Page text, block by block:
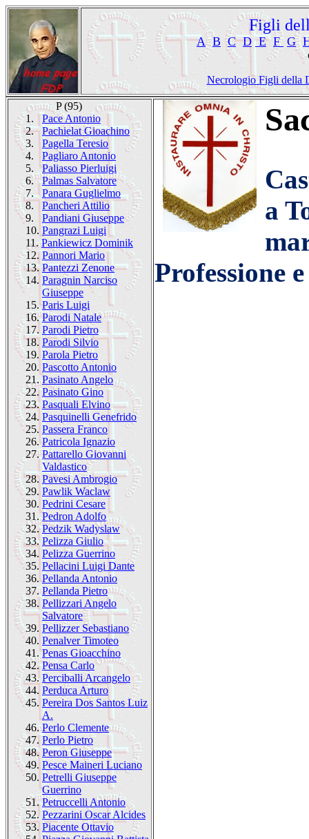
Figli
A B C D E F G
Necrologio Figli della
P (95)
1.
Pace Antonio
2.
Pachielat Gioachino
3.
Pagella Teresio
4.
Pagliaro Antonio
5.
Paliasso Pierluigi
6.
Palmas Salvatore
7.
Panara Guglielmo
8.
Pancheri Attilio
9.
Pandiani Giuseppe
10. Pangrazi Luigi
11. Pankiewicz Dominik
12. Pannori Mario
13. Pantezzi Zenone
14. Paragnin Narciso
Giuseppe
15. Paris Luigi
16. Parodi Natale
17. Parodi Pietro
18. Parodi Silvio
19. Parola Pietro
20. Pascotto Antonio
21. Pasinato Angelo
22. Pasinato Gino
23. Pasquali Elvino
24. Pasquinelli Genefrido
25. Passera Franco
26. Patricola Ignazio
27. Pattarello Giovanni
Valdastico
28. Pavesi Ambrogio
29. Pawlik Waclaw
30. Pedrini Cesare
31. Pedron Adolfo
32. Pedzik Wadyslaw
33. Pelizza Giulio
34. Pelizza Guerrino
35. Pellacini Luigi Dante
36. Pellanda Antonio
37. Pellanda Pietro
38. Pellizzari Angelo
Salvatore
39. Pellizzer Sebastiano
40. Penalver Timoteo
41. Penas Gioacchino
42. Pensa Carlo
43. Perciballi Arcangelo
44. Perduca Arturo
45. Pereira Dos Santos Luiz
A.
46. Perlo Clemente
47. Perlo Pietro
48. Peron Giuseppe
49. Pesce Maineri Luciano
50. Petrelli Giuseppe
Guerrino
51. Petruccelli Antonio
52. Pezzarini Oscar Alcides
53. Piacente Ottavio
a
Professione